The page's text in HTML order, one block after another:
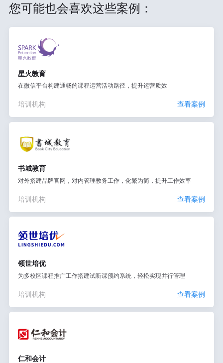
您可能也会喜欢这些案例：
星火教育
在微信平台构建通畅的课程运营活动路径，提升运营质效
培训机构 查看案例
书城教育
对外搭建品牌官网，对内管理教务工作，化繁为简，提升工作效率
培训机构 查看案例
领世培优
为多校区课程推广工作搭建试听课预约系统，轻松实现并行管理
培训机构 查看案例
仁和会计